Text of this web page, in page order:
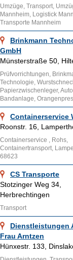
Umzüge, Transport,
Mannheim, Logistick
Transporte Mannheim
Brinkmann
GmbH
Münsterstraße 50,
Prüfvorrichtungen,
Technologie,
Papierzwischenleger,
Bandanlage,
Containerservice
Roonstr. 16,
Containerservice , Rohs,
Containertransport,
68623
CS Transporte
Stotzinger Weg 34,
Herbrechtingen
Transport
Dienstleistungen
Frau Arntzen
Hünxestr. 133,